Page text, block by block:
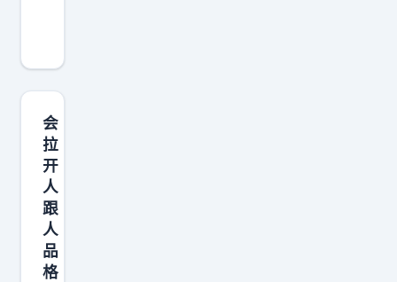
友
如
果
长
期
处
在
困
顿
会
拉
开
人
跟
人
品
格